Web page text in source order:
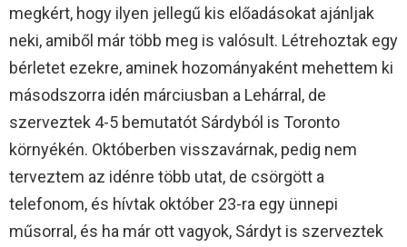
megkért, hogy ilyen jellegű kis előadásokat ajánljak
neki, amiből már több meg is valósult. Létrehoztak egy
bérletet ezekre, aminek hozományaként mehettem ki
másodszorra idén márciusban a Lehárral, de
szerveztek 4-5 bemutatót Sárdyból is Toronto
környékén. Októberben visszavárnak, pedig nem
terveztem az idénre több utat, de csörgött a
telefonom, és hívtak október 23-ra egy ünnepi
műsorral, és ha már ott vagyok, Sárdyt is szerveztek